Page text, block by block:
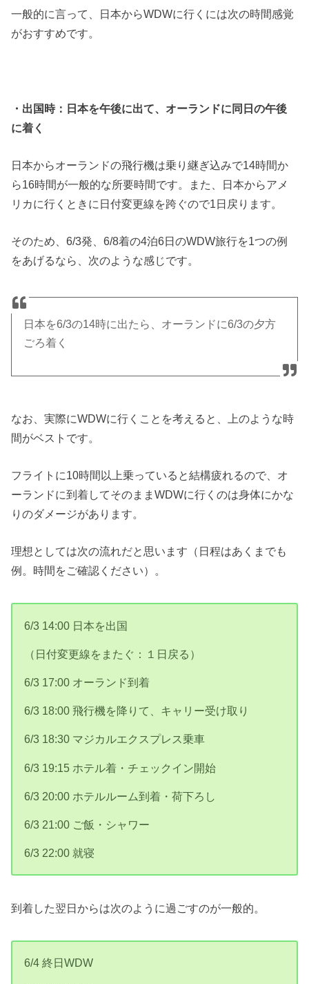
一般的に言って、日本からWDWに行くには次の時間感覚
がおすすめです。
・出国時：日本を午後に出て、オーランドに同日の午後
に着く
日本からオーランドの飛行機は乗り継ぎ込みで14時間か
ら16時間が一般的な所要時間です。また、日本からアメ
リカに行くときに日付変更線を跨ぐので1日戻ります。
そのため、6/3発、6/8着の4泊6日のWDW旅行を1つの例
をあげるなら、次のような感じです。
日本を6/3の14時に出たら、オーランドに6/3の夕方
ごろ着く
なお、実際にWDWに行くことを考えると、上のような時
間がベストです。
フライトに10時間以上乗っていると結構疲れるので、オ
ーランドに到着してそのままWDWに行くのは身体にかな
りのダメージがあります。
理想としては次の流れだと思います（日程はあくまでも
例。時間をご確認ください）。
6/3 14:00 日本を出国
（日付変更線をまたぐ：１日戻る）
6/3 17:00 オーランド到着
6/3 18:00 飛行機を降りて、キャリー受け取り
6/3 18:30 マジカルエクスプレス乗車
6/3 19:15 ホテル着・チェックイン開始
6/3 20:00 ホテルルーム到着・荷下ろし
6/3 21:00 ご飯・シャワー
6/3 22:00 就寝
到着した翌日からは次のように過ごすのが一般的。
6/4 終日WDW